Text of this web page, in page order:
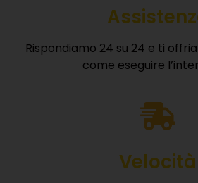
Rispondiamo 24 su 24 e ti
come eseguire
Velocità